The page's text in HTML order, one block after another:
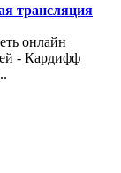
трансляция
онлайн
- Кардифф